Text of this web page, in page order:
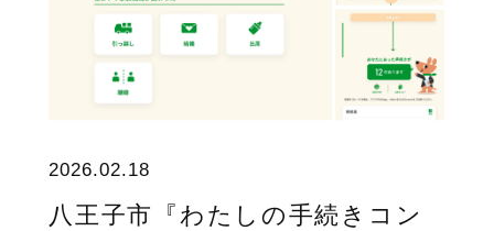
2026.02.18
八王子市『わたしの手続きコン